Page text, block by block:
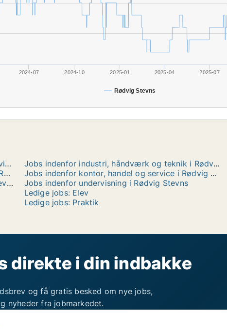
Rødvig Stevns
2024-07 2024-10 2025-01 2025-04 2025-07
Jobs indenfor detail, restauration og hotel i Rødvig Stevns Jobs indenfor industri, håndværk og teknik i Rødvig Stevns
Jobs indenfor kommunikation, marketing, salg i Rødvig Stevns
Jobs indenfor kontor, handel og service i Rødvig Stevns
Jobs indenfor sundhed og forskning i Rødvig Stevns
Jobs indenfor undervisning i Rødvig Stevns
Ledige jobs: Elev
Ledige jobs: Praktik
direkte i din indbakke
og få gratis besked om nye jobs,
nyheder fra jobmarkedet.